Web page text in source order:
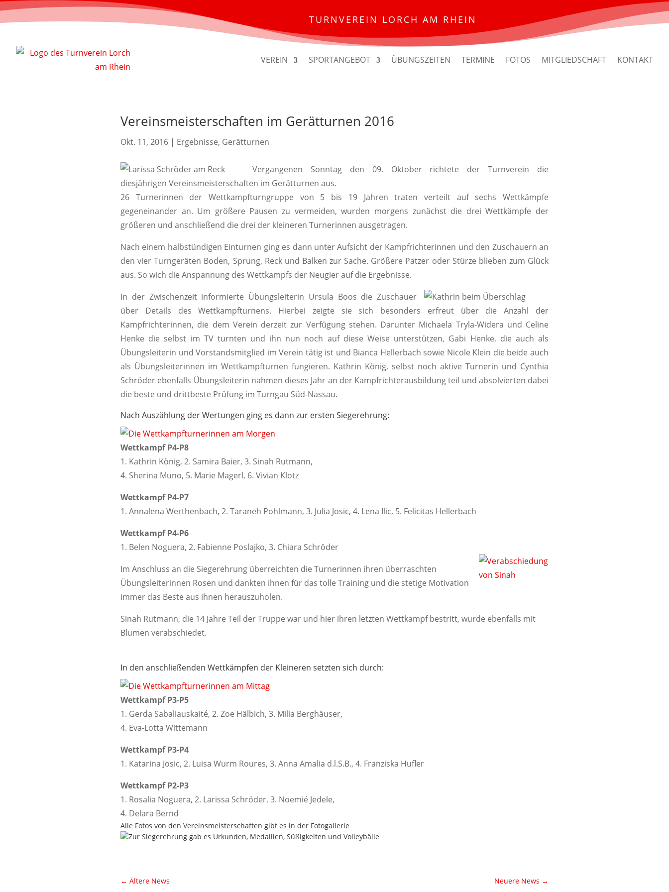
TURNVEREIN LORCH AM RHEIN
VEREIN SPORTANGEBOT ÜBUNGSZEITEN TERMINE FOTOS MITGLIEDSCHAFT KONTAKT
Vereinsmeisterschaften im Gerätturnen 2016
Okt. 11, 2016 | Ergebnisse, Gerätturnen
Vergangenen Sonntag den 09. Oktober richtete der Turnverein die
diesjährigen Vereinsmeisterschaften im Gerätturnen aus.
26 Turnerinnen der Wettkampfturngruppe von 5 bis 19 Jahren traten verteilt auf sechs Wettkämpfe
gegeneinander an. Um größere Pausen zu vermeiden, wurden morgens zunächst die drei Wettkämpfe der
größeren und anschließend die drei der kleineren Turnerinnen ausgetragen.
Nach einem halbstündigen Einturnen ging es dann unter Aufsicht der Kampfrichterinnen und den Zuschauern an
den vier Turngeräten Boden, Sprung, Reck und Balken zur Sache. Größere Patzer oder Stürze blieben zum Glück
aus. So wich die Anspannung des Wettkampfs der Neugier auf die Ergebnisse.
In der Zwischenzeit informierte Übungsleiterin Ursula Boos die Zuschauer
über Details des Wettkampfturnens. Hierbei zeigte sie sich besonders erfreut über die Anzahl der
Kampfrichterinnen, die dem Verein derzeit zur Verfügung stehen. Darunter Michaela Tryla-Widera und Celine
Henke die selbst im TV turnten und ihn nun noch auf diese Weise unterstützen, Gabi Henke, die auch als
Übungsleiterin und Vorstandsmitglied im Verein tätig ist und Bianca Hellerbach sowie Nicole Klein die beide auch
als Übungsleiterinnen im Wettkampfturnen fungieren. Kathrin König, selbst noch aktive Turnerin und Cynthia
Schröder ebenfalls Übungsleiterin nahmen dieses Jahr an der Kampfrichterausbildung teil und absolvierten dabei
die beste und drittbeste Prüfung im Turngau Süd-Nassau.
Nach Auszählung der Wertungen ging es dann zur ersten Siegerehrung:
Wettkampf P4-P8
1. Kathrin König, 2. Samira Baier, 3. Sinah Rutmann,
4. Sherina Muno, 5. Marie Magerl, 6. Vivian Klotz
Wettkampf P4-P7
1. Annalena Werthenbach, 2. Taraneh Pohlmann, 3. Julia Josic, 4. Lena Ilic, 5. Felicitas Hellerbach
Wettkampf P4-P6
1. Belen Noguera, 2. Fabienne Poslajko, 3. Chiara Schröder
Im Anschluss an die Siegerehrung überreichten die Turnerinnen ihren überraschten
Übungsleiterinnen Rosen und dankten ihnen für das tolle Training und die stetige Motivation
immer das Beste aus ihnen herauszuholen.
Sinah Rutmann, die 14 Jahre Teil der Truppe war und hier ihren letzten Wettkampf bestritt, wurde ebenfalls mit
Blumen verabschiedet.
In den anschließenden Wettkämpfen der Kleineren setzten sich durch:
Wettkampf P3-P5
1. Gerda Sabaliauskaité, 2. Zoe Hälbich, 3. Milia Berghäuser,
4. Eva-Lotta Wittemann
Wettkampf P3-P4
1. Katarina Josic, 2. Luisa Wurm Roures, 3. Anna Amalia d.l.S.B., 4. Franziska Hufler
Wettkampf P2-P3
1. Rosalia Noguera, 2. Larissa Schröder, 3. Noemié Jedele,
4. Delara Bernd
Alle Fotos von den Vereinsmeisterschaften gibt es in der Fotogallerie
← Ältere News Neuere News →